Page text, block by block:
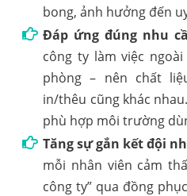
bong, ảnh hưởng đến
Đáp ứng đúng nhu
công ty làm việc
phòng – nên chất
in/thêu cũng khác
phù hợp môi trường
Tăng sự gắn kết đội
mỗi nhân viên cảm
công ty” qua đồng